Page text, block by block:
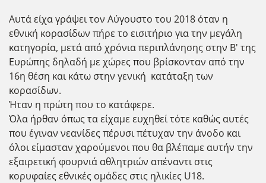
Αυτά είχα γράψει τον Αύγουστο του 2018 όταν η
εθνική κορασίδων πήρε το εισιτήριο για την μεγάλη
κατηγορία, μετά από χρόνια περιπλάνησης στην Β' της
Ευρώπης δηλαδή με χώρες που βρίσκονταν από την
16η θέση και κάτω στην γενική κατάταξη των
κορασίδων.
Ήταν η πρώτη που το κατάφερε.
Όλα ήρθαν όπως τα είχαμε ευχηθεί τότε καθώς αυτές
που έγιναν νεανίδες πέρυσι πέτυχαν την άνοδο και
όλοι είμασταν χαρούμενοι που θα βλέπαμε αυτήν την
εξαιρετική φουρνιά αθλητριών απέναντι στις
κορυφαίες εθνικές ομάδες στις ηλικίες U18.